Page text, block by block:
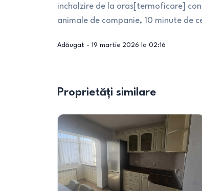
inchalzire de la oras[termoficare]
animale de companie, 10 minute de
Adăugat - 19 martie 2026 la 02:16
Proprietăți similare